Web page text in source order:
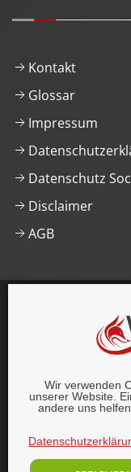
Wir verwenden
unserer Website.
andere uns
Kontakt
Glossar
Impressum
Datenschutz
Disclaimer
AGB
This website was
Alle Rechte